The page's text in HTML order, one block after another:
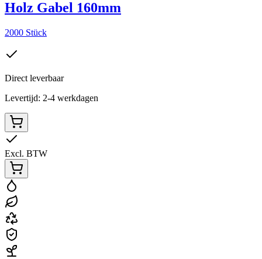
Holz Gabel 160mm
2000 Stück
Direct leverbaar
Levertijd: 2-4 werkdagen
Excl. BTW